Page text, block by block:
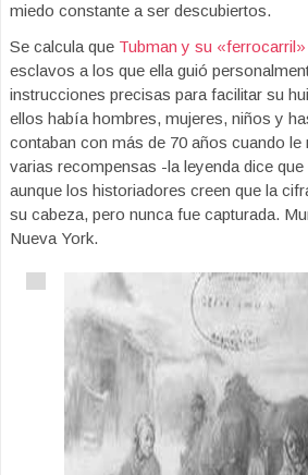
miedo constante a ser descubiertos.
Se calcula que Tubman y su «ferrocarril»
esclavos a los que ella guió
instrucciones precisas para facilitar su
ellos había hombres, mujeres, niños y
contaban con más de 70 años cuando
varias recompensas -la leyenda dice que
aunque los historiadores creen que la
su cabeza, pero nunca fue capturada.
Nueva York.